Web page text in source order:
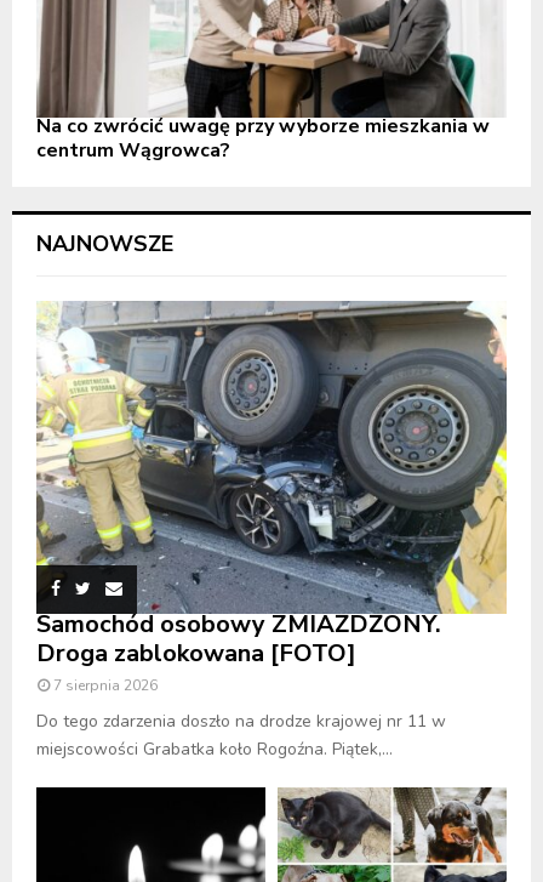
Na co zwrócić uwagę przy wyborze mieszkania w
centrum Wągrowca?
NAJNOWSZE
Samochód osobowy ZMIAŻDŻONY.
Droga zablokowana [FOTO]
7 sierpnia 2026
Do tego zdarzenia doszło na drodze krajowej nr 11 w
miejscowości Grabatka koło Rogoźna. Piątek,...